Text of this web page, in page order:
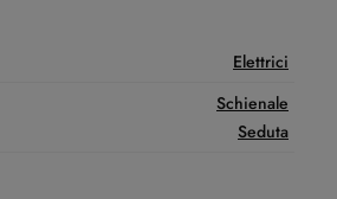
Elettrici
Schienale
Seduta